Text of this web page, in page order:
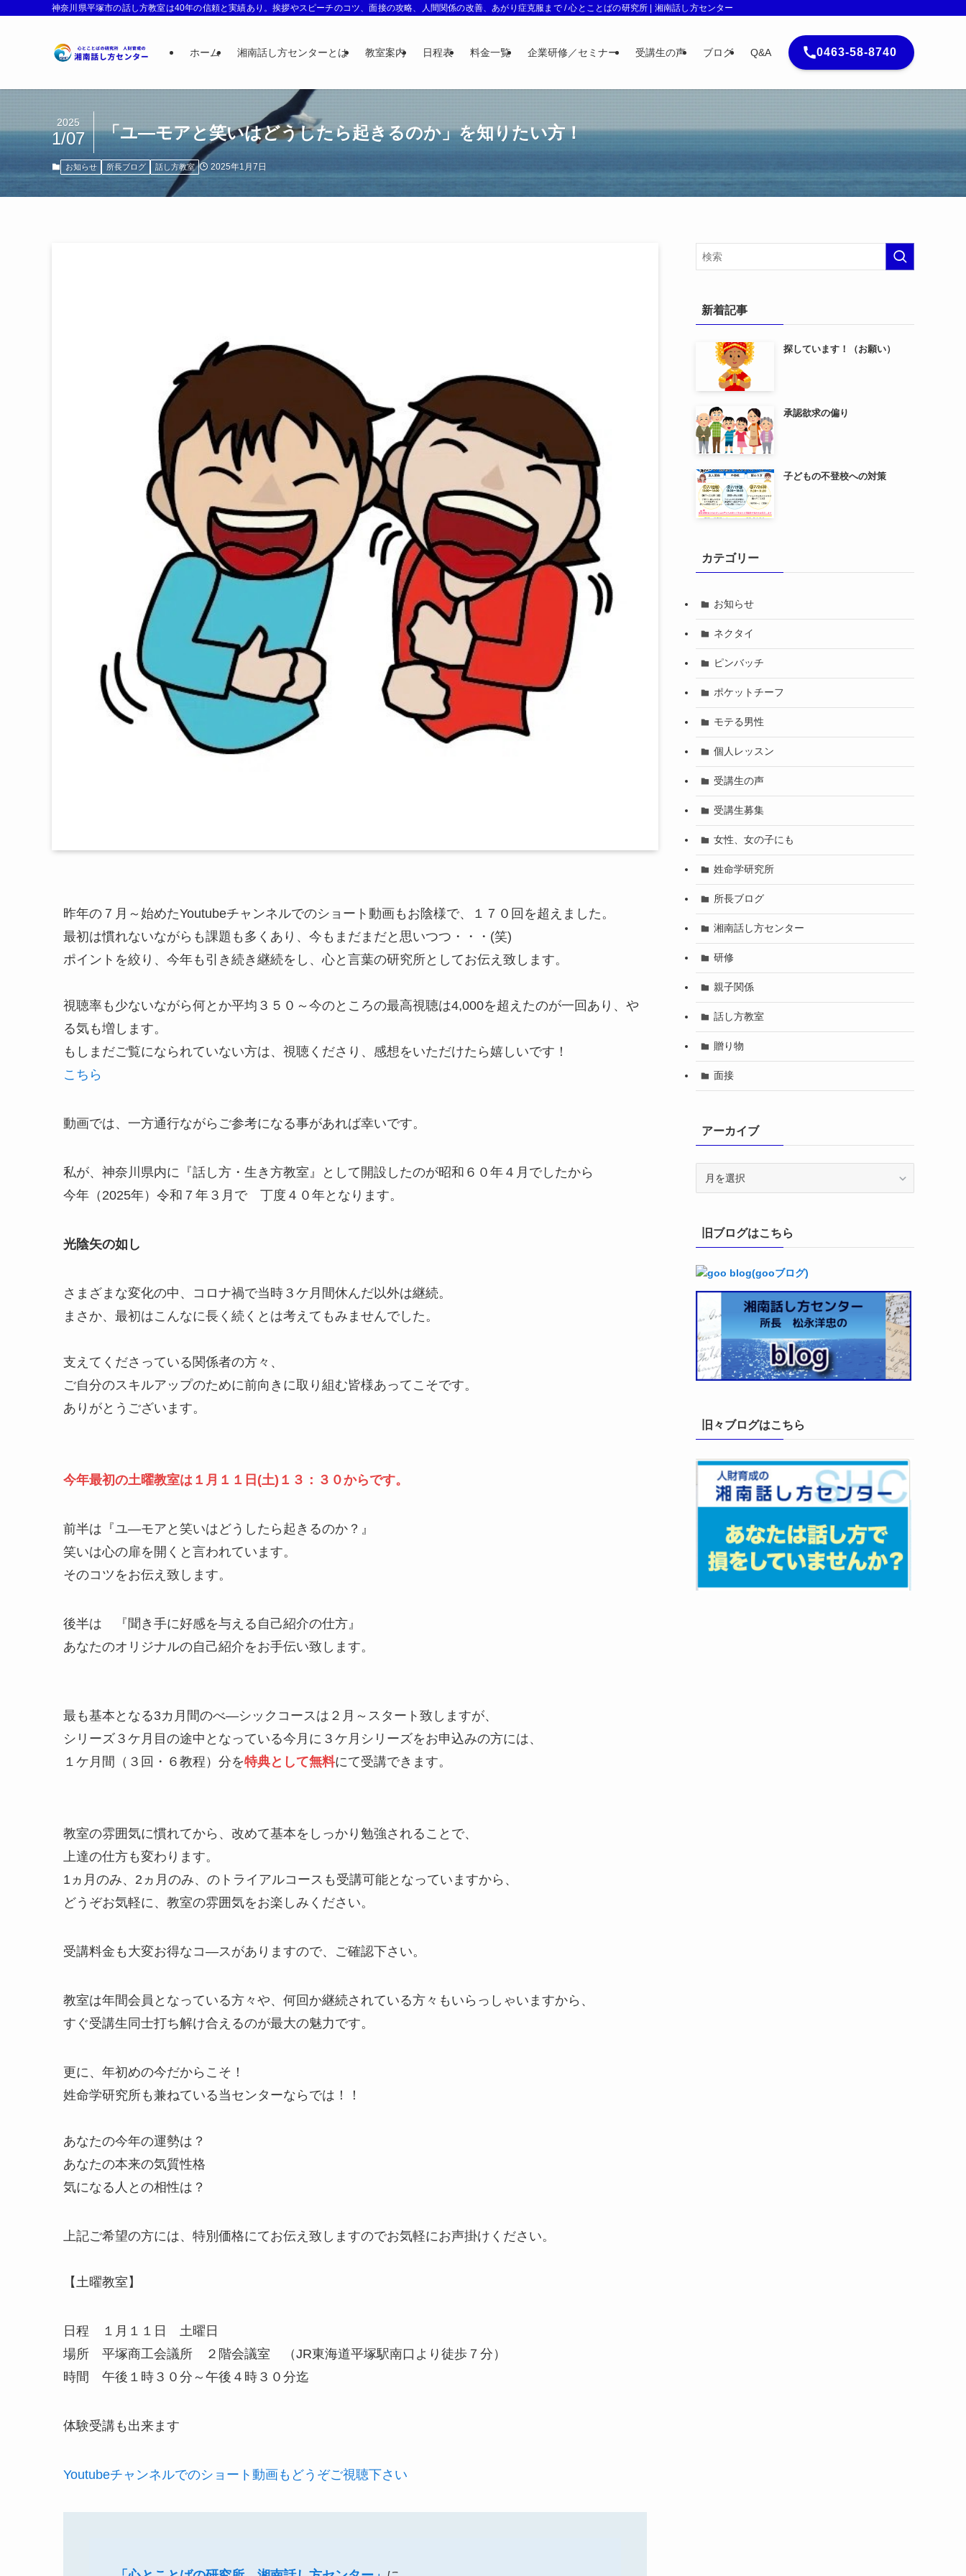
神奈川県平塚市の話し方教室は40年の信頼と実績あり。挨拶やスピーチのコツ、面接の攻略、人間関係の改善、あがり症克服まで / 心とことばの研究所 | 湘南話し方センター
ホーム 湘南話し方センターとは 教室案内 日程表 料金一覧 企業研修／セミナー 受講生の声 ブログ Q&A 0463-58-8740
「ユ―モアと笑いはどうしたら起きるのか」を知りたい方！
2025
1/07
お知らせ 所長ブログ 話し方教室 2025年1月7日
昨年の７月～始めたYoutubeチャンネルでのショート動画もお陰様で、１７０回を超えました。
最初は慣れないながらも課題も多くあり、今もまだまだと思いつつ・・・(笑)
ポイントを絞り、今年も引き続き継続をし、心と言葉の研究所としてお伝え致します。
視聴率も少ないながら何とか平均３５０～今のところの最高視聴は4,000を超えたのが一回あり、や
る気も増します。
もしまだご覧になられていない方は、視聴くださり、感想をいただけたら嬉しいです！
こちら
動画では、一方通行ながらご参考になる事があれば幸いです。
私が、神奈川県内に『話し方・生き方教室』として開設したのが昭和６０年４月でしたから
今年（2025年）令和７年３月で 丁度４０年となります。
光陰矢の如し
さまざまな変化の中、コロナ禍で当時３ケ月間休んだ以外は継続。
まさか、最初はこんなに長く続くとは考えてもみませんでした。
支えてくださっている関係者の方々、
ご自分のスキルアップのために前向きに取り組む皆様あってこそです。
ありがとうございます。
今年最初の土曜教室は１月１１日(土)１３：３０からです。
前半は『ユ―モアと笑いはどうしたら起きるのか？』
笑いは心の扉を開くと言われています。
そのコツをお伝え致します。
後半は 『聞き手に好感を与える自己紹介の仕方』
あなたのオリジナルの自己紹介をお手伝い致します。
最も基本となる3カ月間のべ―シックコースは２月～スタート致しますが、
シリーズ３ケ月目の途中となっている今月に３ケ月シリーズをお申込みの方には、
１ケ月間（３回・６教程）分を特典として無料にて受講できます。
教室の雰囲気に慣れてから、改めて基本をしっかり勉強されることで、
上達の仕方も変わります。
1ヵ月のみ、2ヵ月のみ、のトライアルコースも受講可能となっていますから、
どうぞお気軽に、教室の雰囲気をお楽しみください。
受講料金も大変お得なコ―スがありますので、ご確認下さい。
教室は年間会員となっている方々や、何回か継続されている方々もいらっしゃいますから、
すぐ受講生同士打ち解け合えるのが最大の魅力です。
更に、年初めの今だからこそ！
姓命学研究所も兼ねている当センターならでは！！
あなたの今年の運勢は？
あなたの本来の気質性格
気になる人との相性は？
上記ご希望の方には、特別価格にてお伝え致しますのでお気軽にお声掛けください。
【土曜教室】
日程 １月１１日 土曜日
場所 平塚商工会議所 ２階会議室 （JR東海道平塚駅南口より徒歩７分）
時間 午後１時３０分～午後４時３０分迄
体験受講も出来ます
Youtubeチャンネルでのショート動画もどうぞご視聴下さい
新着記事
探しています！（お願い）
承認欲求の偏り
子どもの不登校への対策
カテゴリー
お知らせ
ネクタイ
ピンバッチ
ポケットチーフ
モテる男性
個人レッスン
受講生の声
受講生募集
女性、女の子にも
姓命学研究所
所長ブログ
湘南話し方センター
研修
親子関係
話し方教室
贈り物
面接
アーカイブ
旧ブログはこちら
旧々ブログはこちら